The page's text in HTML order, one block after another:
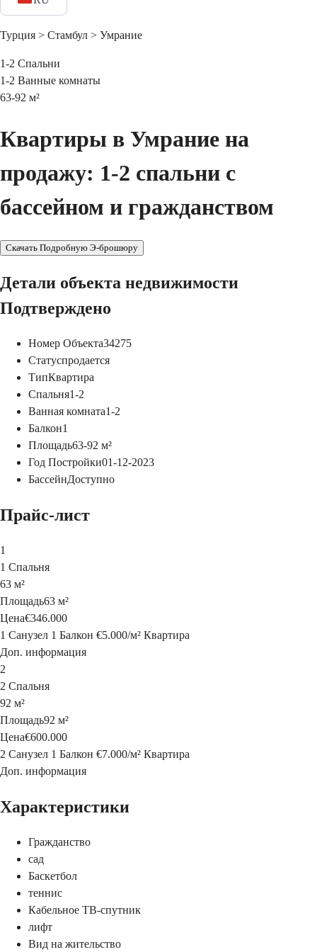
Турция > Стамбул > Умрание
1-2 Спальни
1-2 Ванные комнаты
63-92 м²
Квартиры в Умрание на
продажу: 1-2 спальни с
бассейном и гражданством
Скачать Подробную Э-брошюру
Детали объекта недвижимости
Подтверждено
Номер Объекта34275
Статуспродается
ТипКвартира
Спальня1-2
Ванная комната1-2
Балкон1
Площадь63-92 м²
Год Постройки01-12-2023
БассейнДоступно
Прайс-лист
1
1 Спальня
63 м²
Площадь63 м²
Цена€346.000
1 Санузел 1 Балкон €5.000/м² Квартира
Доп. информация
2
2 Спальня
92 м²
Площадь92 м²
Цена€600.000
2 Санузел 1 Балкон €7.000/м² Квартира
Доп. информация
Характеристики
Гражданство
сад
Баскетбол
теннис
Кабельное ТВ-спутник
лифт
Вид на жительство